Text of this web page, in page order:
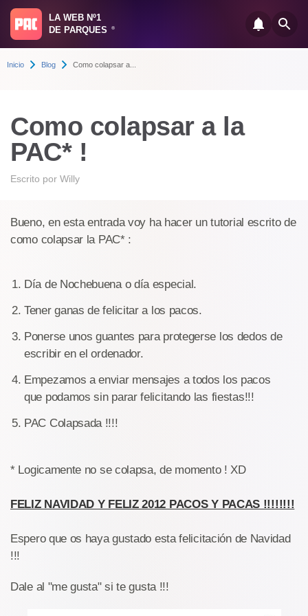
LA WEB Nº1
DE PARQUES
®
Inicio Blog Como colapsar a...
Como colapsar a la
PAC* !
Escrito por Willy
Bueno, en esta entrada voy ha hacer un tutorial escrito de
como colapsar la PAC* :
Día de Nochebuena o día especial.
Tener ganas de felicitar a los pacos.
Ponerse unos guantes para protegerse los dedos de
escribir en el ordenador.
Empezamos a enviar mensajes a todos los pacos
que podamos sin parar felicitando las fiestas!!!
PAC Colapsada !!!!
* Logicamente no se colapsa, de momento ! XD
FELIZ NAVIDAD Y FELIZ 2012 PACOS Y PACAS !!!!!!!!
Espero que os haya gustado esta felicitación de Navidad
!!!
Dale al "me gusta" si te gusta !!!